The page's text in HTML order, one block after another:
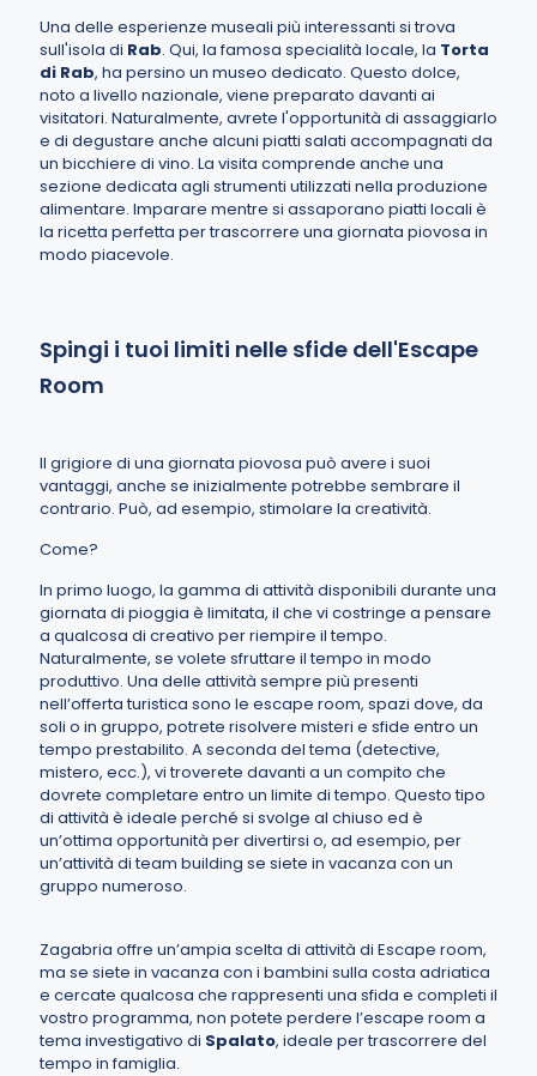
Una delle esperienze museali più interessanti si trova
sull'isola di Rab. Qui, la famosa specialità locale, la Torta
di Rab, ha persino un museo dedicato. Questo dolce,
noto a livello nazionale, viene preparato davanti ai
visitatori. Naturalmente, avrete l'opportunità di assaggiarlo
e di degustare anche alcuni piatti salati accompagnati da
un bicchiere di vino. La visita comprende anche una
sezione dedicata agli strumenti utilizzati nella produzione
alimentare. Imparare mentre si assaporano piatti locali è
la ricetta perfetta per trascorrere una giornata piovosa in
modo piacevole.
Spingi i tuoi limiti nelle sfide dell'Escape
Room
Il grigiore di una giornata piovosa può avere i suoi
vantaggi, anche se inizialmente potrebbe sembrare il
contrario. Può, ad esempio, stimolare la creatività.
Come?
In primo luogo, la gamma di attività disponibili durante una
giornata di pioggia è limitata, il che vi costringe a pensare
a qualcosa di creativo per riempire il tempo.
Naturalmente, se volete sfruttare il tempo in modo
produttivo. Una delle attività sempre più presenti
nell’offerta turistica sono le escape room, spazi dove, da
soli o in gruppo, potrete risolvere misteri e sfide entro un
tempo prestabilito. A seconda del tema (detective,
mistero, ecc.), vi troverete davanti a un compito che
dovrete completare entro un limite di tempo. Questo tipo
di attività è ideale perché si svolge al chiuso ed è
un’ottima opportunità per divertirsi o, ad esempio, per
un’attività di team building se siete in vacanza con un
gruppo numeroso.
Zagabria offre un’ampia scelta di attività di Escape room,
ma se siete in vacanza con i bambini sulla costa adriatica
e cercate qualcosa che rappresenti una sfida e completi il
vostro programma, non potete perdere l’escape room a
tema investigativo di Spalato, ideale per trascorrere del
tempo in famiglia.